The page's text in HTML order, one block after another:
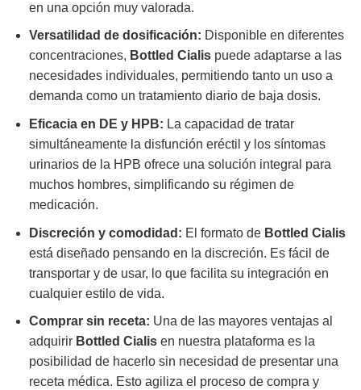
en una opción muy valorada.
Versatilidad de dosificación: Disponible en diferentes
concentraciones, Bottled Cialispuede adaptarse a las
necesidades individuales, permitiendo tanto un uso a
demanda como un tratamiento diario de baja dosis.
Eficacia en DE y HPB: La capacidad de tratar
simultáneamente la disfunción eréctil y los síntomas
urinarios de la HPB ofrece una solución integral para
muchos hombres, simplificando su régimen de
medicación.
Discreción y comodidad: El formato de Bottled Cialis
está diseñado pensando en la discreción. Es fácil de
transportar y de usar, lo que facilita su integración en
cualquier estilo de vida.
Comprar sin receta: Una de las mayores ventajas al
adquirir Bottled Cialisen nuestra plataforma es la
posibilidad de hacerlo sin necesidad de presentar una
receta médica. Esto agiliza el proceso de compra y